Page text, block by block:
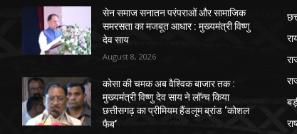
सेन समाज सनातन परंपराओं और सामाजिक
समरसता का मजबूत आधार : मुख्यमंत्री विष्णु
देव साय
August 8, 2026
कोसा की चमक अब वैश्विक बाजार तक :
मुख्यमंत्री विष्णु देव साय ने लॉन्च किया
छत्तीसगढ़ का प्रीमियम हैंडलूम ब्रांड ‘कोशल
फैब’